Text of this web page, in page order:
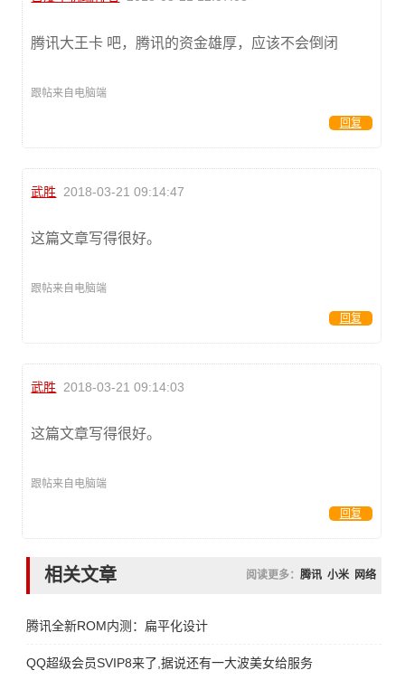
腾讯大王卡 吧，腾讯的资金雄厚，应该不会倒闭
跟帖来自电脑端
回复
武胜 2018-03-21 09:14:47
这篇文章写得很好。
跟帖来自电脑端
回复
武胜 2018-03-21 09:14:03
这篇文章写得很好。
跟帖来自电脑端
回复
相关文章 阅读更多： 腾讯 小米 网络
腾讯全新ROM内测：扁平化设计
QQ超级会员SVIP8来了,据说还有一大波美女给服务